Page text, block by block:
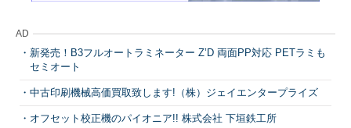
AD
新発売！B3フルオートラミネーター Z’D 両面PP対応 PETラミも
セミオート
中古印刷機械高価買取致します!（株）ジェイエンタープライズ
オフセット校正機のパイオニア!! 株式会社 下垣鉄工所